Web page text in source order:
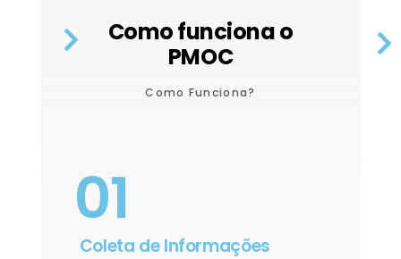
Como funciona o
PMOC
Como Funciona?
01
Coleta de Informações